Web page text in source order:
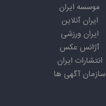
موسسه ایران
ایران آنلاین
ایران ورزشی
آژانس عکس
انتشارات ایران
سازمان آگهی ها